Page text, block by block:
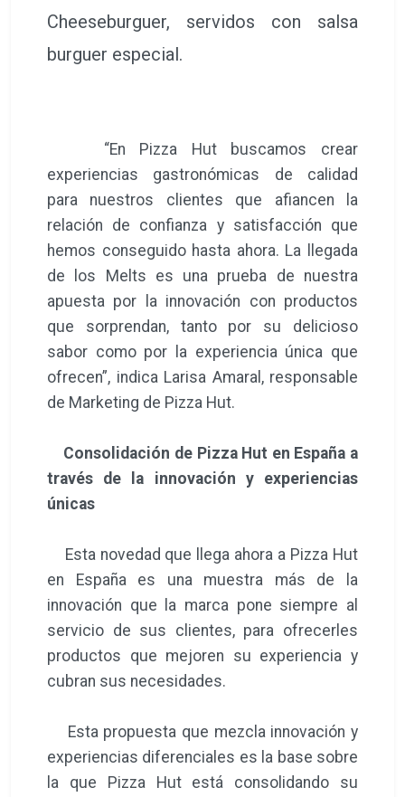
Cheeseburguer, servidos con salsa
burguer especial.
“En Pizza Hut buscamos crear
experiencias gastronómicas de calidad
para nuestros clientes que afiancen la
relación de confianza y satisfacción que
hemos conseguido hasta ahora. La llegada
de los Melts es una prueba de nuestra
apuesta por la innovación con productos
que sorprendan, tanto por su delicioso
sabor como por la experiencia única que
ofrecen”, indica Larisa Amaral, responsable
de Marketing de Pizza Hut.
Consolidación de Pizza Hut en España a
través de la innovación y experiencias
únicas
Esta novedad que llega ahora a Pizza Hut
en España es una muestra más de la
innovación que la marca pone siempre al
servicio de sus clientes, para ofrecerles
productos que mejoren su experiencia y
cubran sus necesidades.
Esta propuesta que mezcla innovación y
experiencias diferenciales es la base sobre
la que Pizza Hut está consolidando su